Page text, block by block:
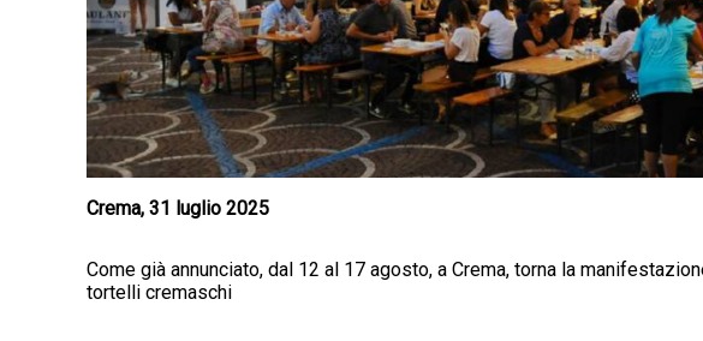
Crema, 31 luglio 2025
Come già annunciato, dal 12 al 17 agosto, a Crema, torna la
tortelli cremaschi